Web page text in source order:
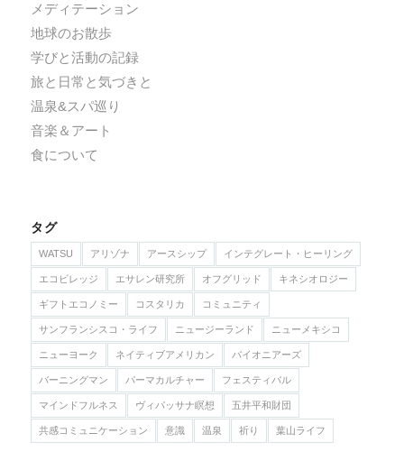
メディテーション
地球のお散歩
学びと活動の記録
旅と日常と気づきと
温泉&スパ巡り
音楽＆アート
食について
タグ
WATSU アリゾナ アースシップ インテグレート・ヒーリング
エコビレッジ エサレン研究所 オフグリッド キネシオロジー
ギフトエコノミー コスタリカ コミュニティ
サンフランシスコ・ライフ ニュージーランド ニューメキシコ
ニューヨーク ネイティブアメリカン バイオニアーズ
バーニングマン パーマカルチャー フェスティバル
マインドフルネス ヴィパッサナ瞑想 五井平和財団
共感コミュニケーション 意識 温泉 祈り 葉山ライフ